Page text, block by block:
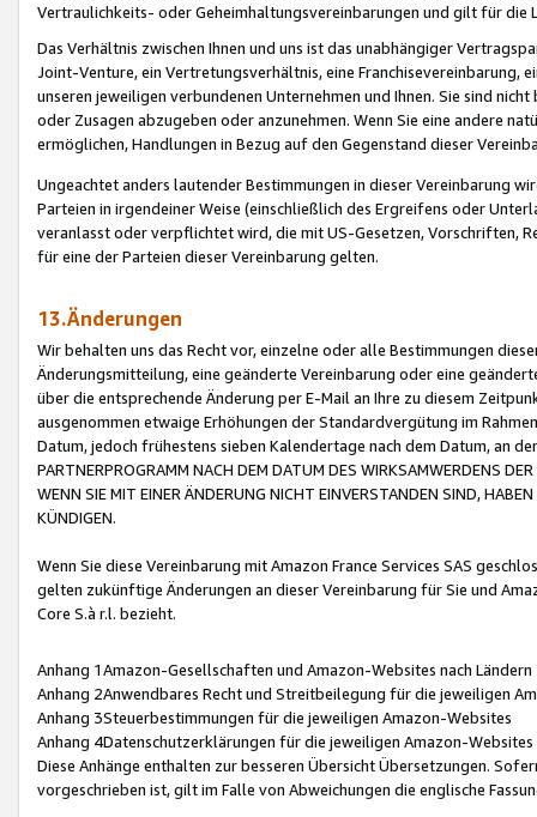
Vertraulichkeits- oder Geheimhaltungsvereinbarungen und gilt für die
Das Verhältnis zwischen Ihnen und uns ist das unabhängiger
Joint-Venture, ein Vertretungsverhältnis, eine Franchisevereinbarung,
unseren jeweiligen verbundenen Unternehmen und Ihnen. Sie sind
oder Zusagen abzugeben oder anzunehmen. Wenn Sie eine andere
ermöglichen, Handlungen in Bezug auf den Gegenstand dieser
Ungeachtet anders lautender Bestimmungen in dieser Vereinbarung
Parteien in irgendeiner Weise (einschließlich des Ergreifens oder
veranlasst oder verpflichtet wird, die mit US-Gesetzen, Vorschriften,
für eine der Parteien dieser Vereinbarung gelten.
13.Änderungen
Wir behalten uns das Recht vor, einzelne oder alle Bestimmungen
Änderungsmitteilung, eine geänderte Vereinbarung oder eine
über die entsprechende Änderung per E-Mail an Ihre zu diesem
ausgenommen etwaige Erhöhungen der Standardvergütung im
Datum, jedoch frühestens sieben Kalendertage nach dem Datum, an
PARTNERPROGRAMM NACH DEM DATUM DES WIRKSAMWERDENS
WENN SIE MIT EINER ÄNDERUNG NICHT EINVERSTANDEN SIND,
KÜNDIGEN.
Wenn Sie diese Vereinbarung mit Amazon France Services SAS
gelten zukünftige Änderungen an dieser Vereinbarung für Sie und
Core S.à r.l. bezieht.
Anhang 1Amazon-Gesellschaften und Amazon-Websites nach Ländern
Anhang 2Anwendbares Recht und Streitbeilegung für die jeweiligen
Anhang 3Steuerbestimmungen für die jeweiligen Amazon-Websites
Anhang 4Datenschutzerklärungen für die jeweiligen Amazon-Websites
Diese Anhänge enthalten zur besseren Übersicht Übersetzungen.
vorgeschrieben ist, gilt im Falle von Abweichungen die englische